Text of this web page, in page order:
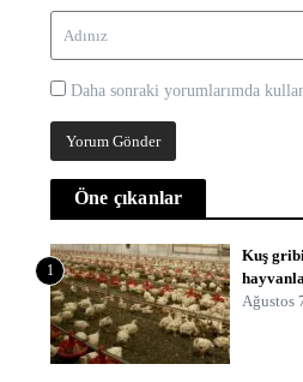
Daha sonraki yorumlarımda
Öne çıkanlar
1
Kuş
Ağustos